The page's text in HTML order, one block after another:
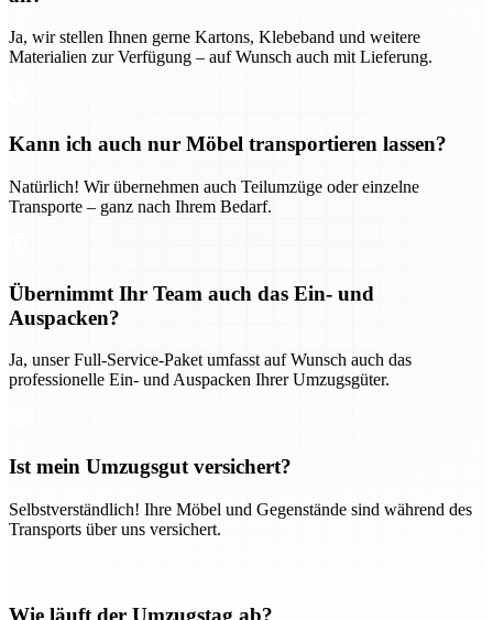
Ja, wir stellen Ihnen gerne Kartons, Klebeband und weitere
Materialien zur Verfügung – auf Wunsch auch mit Lieferung.
Kann ich auch nur Möbel transportieren lassen?
Natürlich! Wir übernehmen auch Teilumzüge oder einzelne
Transporte – ganz nach Ihrem Bedarf.
Übernimmt Ihr Team auch das Ein- und
Auspacken?
Ja, unser Full-Service-Paket umfasst auf Wunsch auch das
professionelle Ein- und Auspacken Ihrer Umzugsgüter.
Ist mein Umzugsgut versichert?
Selbstverständlich! Ihre Möbel und Gegenstände sind während des
Transports über uns versichert.